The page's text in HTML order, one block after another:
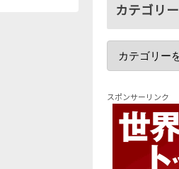
カテゴリー
スポンサーリンク